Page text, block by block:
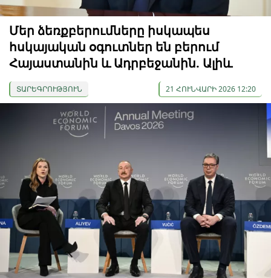
Մեր ձեռքբերումները իսկապես
հսկայական օգուտներ են բերում
Հայաստանին և Ադրբեջանին. Ալիև
ՏԱՐԵԳՐՈՒԹՅՈՒՆ 21 ՀՈՒՆՎԱՐԻ 2026 12:20